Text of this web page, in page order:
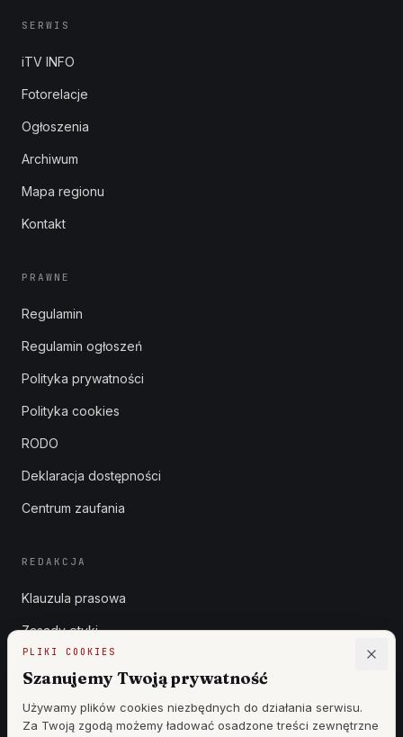
PLIKI COOKIES
Szanujemy Twoją prywatność
Używamy plików cookies niezbędnych do działania serwisu.
Za Twoją zgodą możemy ładować osadzone treści zewnętrzne
SERWIS
iTV INFO
Fotorelacje
Ogłoszenia
Archiwum
Mapa regionu
Kontakt
PRAWNE
Regulamin
Regulamin ogłoszeń
Polityka prywatności
Polityka cookies
RODO
Deklaracja dostępności
Centrum zaufania
REDAKCJA
Klauzula prasowa
Zasady etyki
Cennik